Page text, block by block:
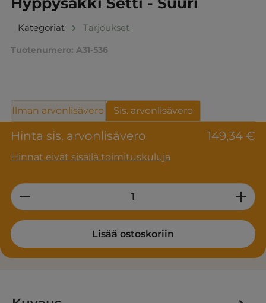
Kategoriat Tarjoukset
Tuotenumero: A31-536
Hinta sis. arvonlisävero 149,34 €
Hinnat eivät sisällä toimituskuluja
Ilman arvonlisävero Sis. arvonlisävero
Product Quantity: Enter the desired
Lisää ostoskoriin